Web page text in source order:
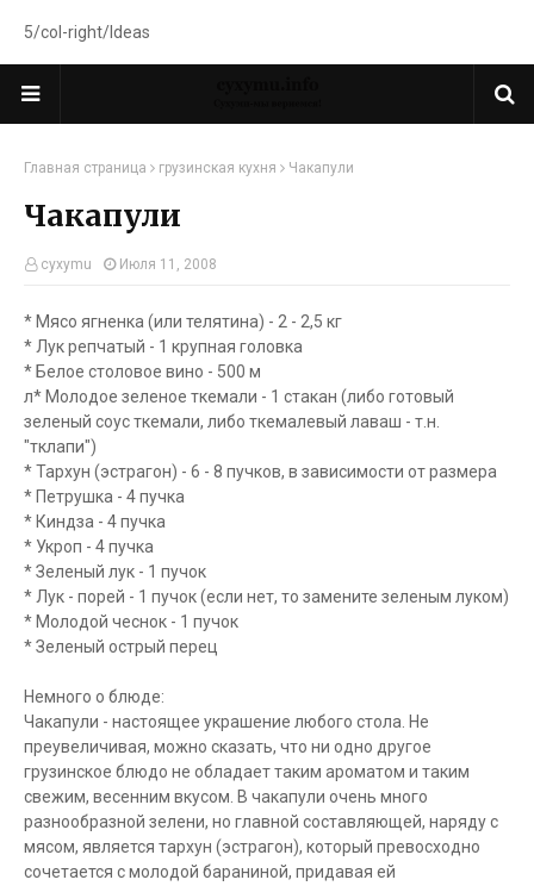
5/col-right/Ideas
Главная страница грузинская кухня Чакапули
Чакапули
cyxymu Июля 11, 2008
* Мясо ягненка (или телятина) - 2 - 2,5 кг
* Лук репчатый - 1 крупная головка
* Белое столовое вино - 500 м
л* Молодое зеленое ткемали - 1 стакан (либо готовый
зеленый соус ткемали, либо ткемалевый лаваш - т.н.
"тклапи")
* Тархун (эстрагон) - 6 - 8 пучков, в зависимости от размера
* Петрушка - 4 пучка
* Киндза - 4 пучка
* Укроп - 4 пучка
* Зеленый лук - 1 пучок
* Лук - порей - 1 пучок (если нет, то замените зеленым луком)
* Молодой чеснок - 1 пучок
* Зеленый острый перец
Немного о блюде:
Чакапули - настоящее украшение любого стола. Не
преувеличивая, можно сказать, что ни одно другое
грузинское блюдо не обладает таким ароматом и таким
свежим, весенним вкусом. В чакапули очень много
разнообразной зелени, но главной составляющей, наряду с
мясом, является тархун (эстрагон), который превосходно
сочетается с молодой бараниной, придавая ей